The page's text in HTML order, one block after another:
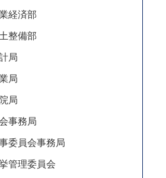
経済部
整備部
局
局
局
事務局
委員会事務局
管理委員会